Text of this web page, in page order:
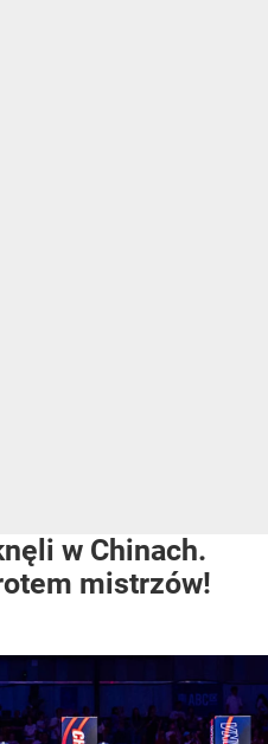
w Chinach.
mistrzów!